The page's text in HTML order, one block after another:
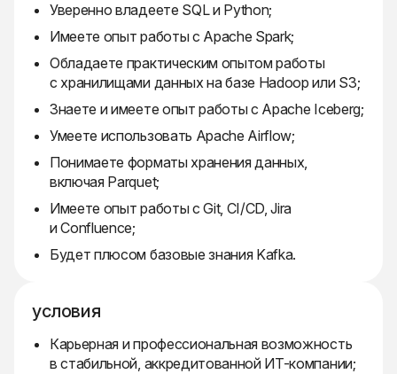
Уверенно владеете SQL и Python;
Имеете опыт работы с Apache Spark;
Обладаете практическим опытом работы
с хранилищами данных на базе Hadoop или S3;
Знаете и имеете опыт работы с Apache Iceberg;
Умеете использовать Apache Airflow;
Понимаете форматы хранения данных,
включая Parquet;
Имеете опыт работы с Git, CI/CD, Jira
и Confluence;
Будет плюсом базовые знания Kafka.
условия
Карьерная и профессиональная возможность
в стабильной, аккредитованной ИТ-компании;